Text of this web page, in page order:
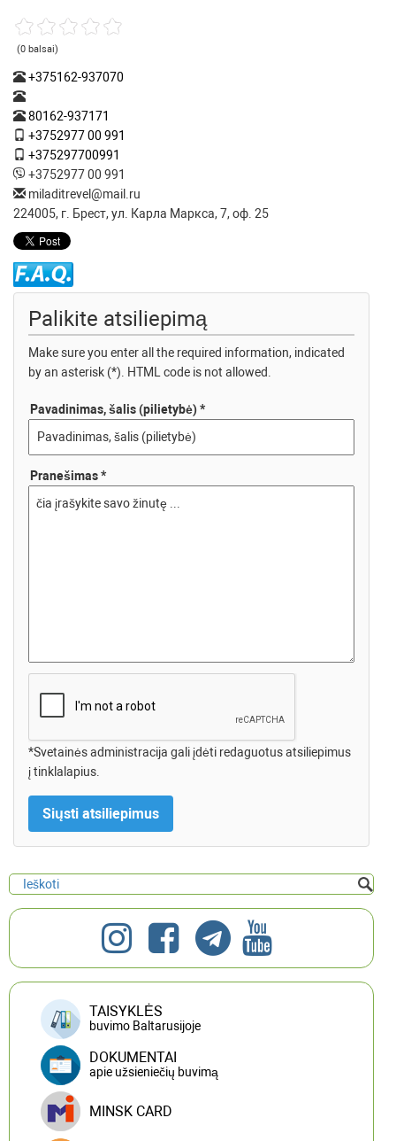
(0 balsai)
+375162-937070
80162-937171
+3752977 00 991
+375297700991
+3752977 00 991
miladitrevel@mail.ru
224005, г. Брест, ул. Карла Маркса, 7, оф. 25
Palikite atsiliepimą
Make sure you enter all the required information, indicated
by an asterisk (*). HTML code is not allowed.
Pavadinimas, šalis (pilietybė) *
Pranešimas *
*Svetainės administracija gali įdėti redaguotus atsiliepimus
į tinklalapius.
TAISYKLĖS
buvimo Baltarusijoje
DOKUMENTAI
apie užsieniečių buvimą
MINSK CARD